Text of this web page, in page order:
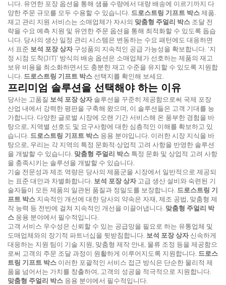
니다. 유연한 포장 옵션을 통해 샘플 수량에서 대량 배송에 이르기까지 다
양한 주문 규모를 모두 수용할 수 있습니다. 드로스트링 기프트 박스제품.
재고 관리 지원 서비스는 소매업체가 자사의 맞춤형 주얼리 박스 조달 전
략을 수요 예측 지원 및 유연한 주문 옵션을 통해 최적화할 수 있도록 돕습
니다. 당사의 생산 일정 관리 시스템은 변동하는 수요 패턴에도 대응하면
서 표준 보석 포장 상자구성품의 지속적인 공급 가능성을 확보합니다. ‘지
정 시점 도착(JIT)’ 방식의 배송 옵션은 소매업체가 선호하는 제품의 재고
보유 비용을 최소화하면서도 충분한 재고 수준을 유지할 수 있도록 지원합
니다. 드로스트링 기프트 박스 선택지를 확인해 보세요.
프리미엄 솔루션을 선택해야 하는 이유
당사는 고품질 보석 포장 상자솔루션을 꾸준히 제공함으로써 국제 포장
산업 내에서 강력한 평판을 구축해 왔으며, 이 솔루션들은 고객 기대를 능
가합니다. 다양한 글로벌 시장에 오랜 기간 서비스해 온 풍부한 경험을 바
탕으로, 지역별 선호도 및 요구사항에 대한 심층적인 이해를 확보하고 있
습니다. 드로스트링 기프트 박스 응용 분야입니다. 이러한 시장 지식을 바
탕으로, 우리는 각 지역의 특정 문화적·상업적 고려 사항을 반영한 솔루션
을 개발할 수 있습니다. 맞춤형 주얼리 박스 특정 문화 및 상업적 고려 사항
을 충족시키는 솔루션을 개발할 수 있습니다.
기술 전문성과 제조 역량은 당사의 제품군을 시장에서 일반적으로 제공되
는 표준 대안과 차별화합니다. 보석 포장 상자 고급 생산 설비와 숙련된 기
술자들이 모든 제품의 일관된 품질과 정밀도를 보장합니다. 드로스트링 기
프트 박스 지속적인 개선에 대한 당사의 약속은 자재, 제조 공법, 맞춤형 제
작 능력 등 전반에 걸쳐 지속적인 개선을 이끌어냅니다. 맞춤형 주얼리 박
스 응용 분야에서 필수적입니다.
고객 서비스 우수성은 신뢰할 수 있는 공급망을 필요로 하는 유통업체 및
도매업체와의 장기적 파트너십을 뒷받침합니다. 보석 포장 상자신속하게
대응하는 지원 팀이 기술 지원, 맞춤형 제작 안내, 물류 조정 등을 제공함으
로써 고객의 주문 조달 과정이 원활하게 이루어지도록 지원합니다. 드로스
트링 기프트 박스 이러한 포괄적인 서비스 접근 방식은 단순한 물리적 제
품을 넘어서는 가치를 창출하여, 고객의 성공을 적극적으로 지원합니다.
맞춤형 주얼리 박스 응용 분야에서 필수적입니다.